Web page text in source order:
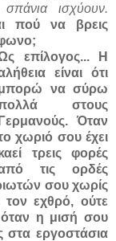
σπάνια ισχύουν.
πού να βρεις
επίλογος...
Η
είναι ότι
να σύρω
στους
Γερμανούς. Όταν
χωριό σου έχει
τρεις φορές
τις ορδές
σου χωρίς
τον εχθρό, ούτε
η μισή σου
στα εργοστάσια